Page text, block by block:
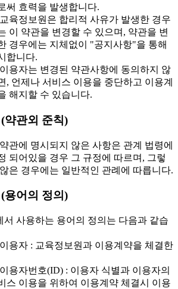
써 효력을 발생합니다.
육정보원은 합리적 사유가 발생한 경우
이 약관을 변경할 수 있으며, 약관을 변
경우에는 지체없이 "공지사항"을 통해
합니다.
용자는 변경된 약관사항에 동의하지 않
, 언제나 서비스 이용을 중단하고 이용계
해지할 수 있습니다.
약관외 준칙)
관에 명시되지 않은 사항은 관계 법령에
되어있을 경우 그 규정에 따르며, 그렇
은 경우에는 일반적인 관례에 따릅니다.
용어의 정의)
서 사용하는 용어의 정의는 다음과 같습
용자 : 교육정보원과 이용계약을 체결한
용자번호(ID) : 이용자 식별과 이용자의
스 이용을 위하여 이용계약 체결시 이용